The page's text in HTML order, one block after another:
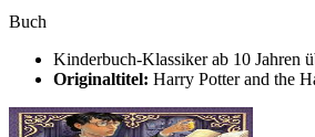
Buch
Kinderbuch-Klassiker ab 10 Jahren
Originaltitel: Harry Potter and the